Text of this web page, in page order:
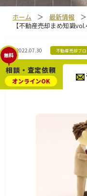
ホーム ＞ 最新情報 ＞
【不動産売却まめ知識
2022.07.30 不動産売却ブロ
【不動産売却まめ知識
無料
オンラインOK
相談・査定依頼